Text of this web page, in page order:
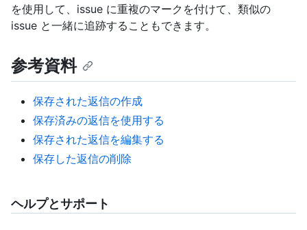
を使用して、issue に重複のマークを付けて、類似の
issue と一緒に追跡することもできます。
参考資料
保存された返信の作成
保存済みの返信を使用する
保存された返信を編集する
保存した返信の削除
ヘルプとサポート